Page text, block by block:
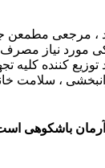
، مرجعی
مورد نیاز
توزیع کننده کلیه
، سلامت
آرمان باشکوهی